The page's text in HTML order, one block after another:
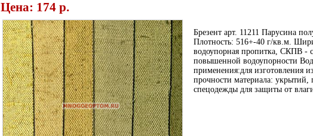
Цена: 174 p.
Брезент арт. 11211 Парусина
Плотность: 516+-40 г/кв.м.
водоупорная пропитка, СКПВ -
повышенной водоупорности
применения:для изготовления
прочности материала: укрытий,
спецодежды для защиты от